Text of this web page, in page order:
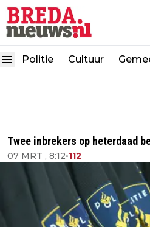
Politie Cultuur
Twee inbrekers op heterdaad
07 MRT , 8:12•112